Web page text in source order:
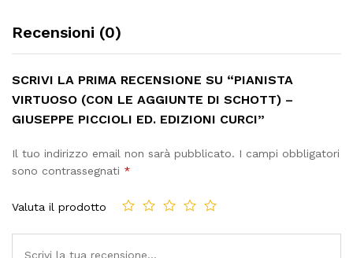
Recensioni (0)
SCRIVI LA PRIMA RECENSIONE SU “PIANISTA
VIRTUOSO (CON LE AGGIUNTE DI SCHOTT) –
GIUSEPPE PICCIOLI ED. EDIZIONI CURCI”
Il tuo indirizzo email non sarà pubblicato. I campi obbligatori
sono contrassegnati *
Valuta il prodotto